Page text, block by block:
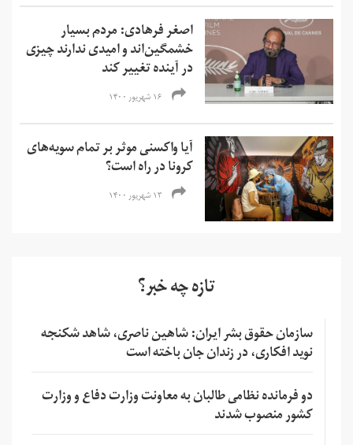
اصغر فرهادی: مردم بسیار
خشمگین‌‌اند و امیدی ندارند چیزی
در آینده تغییر کند
۱۶ شهریور ۱۴۰۰
آیا واکسنی موثر بر تمام سویه‌های
کرونا در راه است؟
۱۳ شهریور ۱۴۰۰
تازه چه خبر؟
سازمان حقوق بشر ایران: شاهین ناصری، شاهد شکنجه
نوید افکاری، در زندان جان باخته است
دو فرمانده نظامی طالبان به معاونت وزارت دفاع و وزارت
کشور منصوب شدند